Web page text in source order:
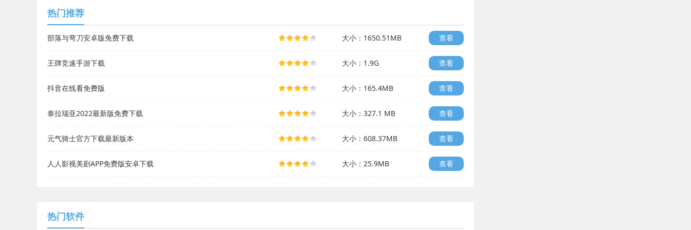
热门推荐
部落与弯刀安卓版免费下载 大小：1650.51MB 查看
王牌竞速手游下载 大小：1.9G 查看
抖音在线看免费版 大小：165.4MB 查看
泰拉瑞亚2022最新版免费下载 大小：327.1 MB 查看
元气骑士官方下载最新版本 大小：608.37MB 查看
人人影视美剧APP免费版安卓下载 大小：25.9MB 查看
热门软件